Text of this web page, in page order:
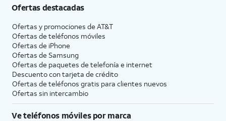
Ofertas destacadas
Ofertas y promociones de AT&T
Ofertas de teléfonos móviles
Ofertas de iPhone
Ofertas de Samsung
Ofertas de paquetes de telefonía e internet
Descuento con tarjeta de crédito
Ofertas de teléfonos gratis para clientes nuevos
Ofertas sin intercambio
Ve teléfonos móviles por marca